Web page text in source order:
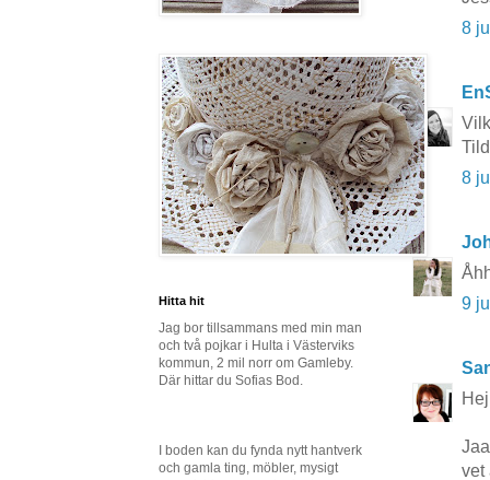
8
8
9
vet
Hitta hit
Jag bor tillsammans med min man
och två pojkar i Hulta i Västerviks
kommun, 2 mil norr om Gamleby.
Där hittar du Sofias Bod.
I boden kan du fynda nytt hantverk
och gamla ting, möbler, mysigt